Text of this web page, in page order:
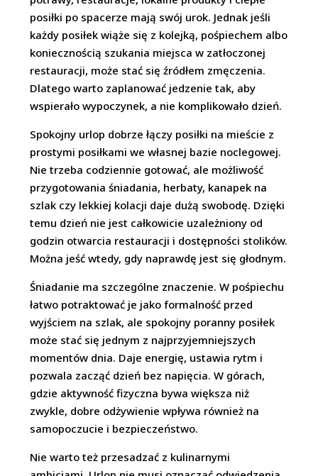
posiłki po spacerze mają swój urok. Jednak jeśli
każdy posiłek wiąże się z kolejką, pośpiechem albo
koniecznością szukania miejsca w zatłoczonej
restauracji, może stać się źródłem zmęczenia.
Dlatego warto zaplanować jedzenie tak, aby
wspierało wypoczynek, a nie komplikowało dzień.
Spokojny urlop dobrze łączy posiłki na mieście z
prostymi posiłkami we własnej bazie noclegowej.
Nie trzeba codziennie gotować, ale możliwość
przygotowania śniadania, herbaty, kanapek na
szlak czy lekkiej kolacji daje dużą swobodę. Dzięki
temu dzień nie jest całkowicie uzależniony od
godzin otwarcia restauracji i dostępności stolików.
Można jeść wtedy, gdy naprawdę jest się głodnym.
Śniadanie ma szczególne znaczenie. W pośpiechu
łatwo potraktować je jako formalność przed
wyjściem na szlak, ale spokojny poranny posiłek
może stać się jednym z najprzyjemniejszych
momentów dnia. Daje energię, ustawia rytm i
pozwala zacząć dzień bez napięcia. W górach,
gdzie aktywność fizyczna bywa większa niż
zwykle, dobre odżywienie wpływa również na
samopoczucie i bezpieczeństwo.
Nie warto też przesadzać z kulinarnymi